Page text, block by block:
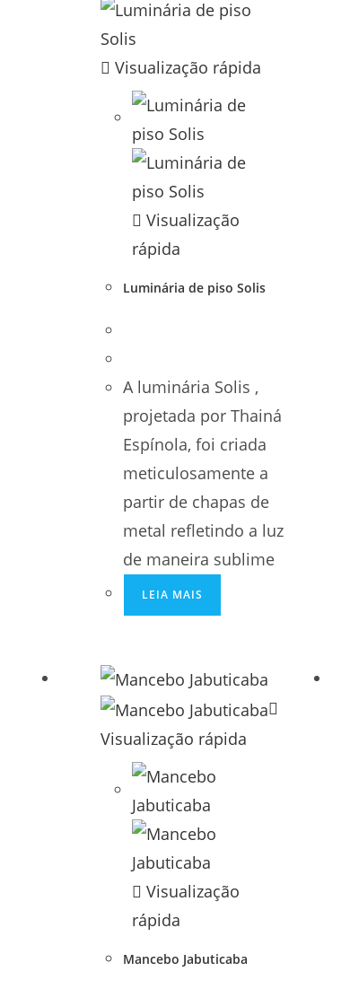
Visualização rápida
Visualização
rápida
Luminária de piso Solis
A luminária Solis ,
projetada por Thainá
Espínola, foi criada
meticulosamente a
partir de chapas de
metal refletindo a luz
de maneira sublime
LEIA MAIS
Visualização rápida
Visualização
rápida
Mancebo Jabuticaba